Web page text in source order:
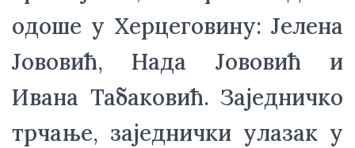
одоше у Херцеговину: Јелена
Јововић, Нада Јововић и
Ивана Табаковић. Заједничко
трчање, заједнички улазак у